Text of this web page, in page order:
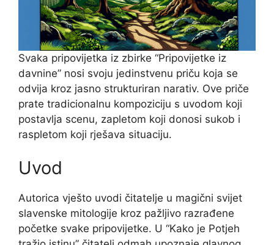
Svaka pripovijetka iz zbirke “Pripovijetke iz
davnine” nosi svoju jedinstvenu priču koja se
odvija kroz jasno strukturiran narativ. Ove priče
prate tradicionalnu kompoziciju s uvodom koji
postavlja scenu, zapletom koji donosi sukob i
raspletom koji rješava situaciju.
Uvod
Autorica vješto uvodi čitatelje u magični svijet
slavenske mitologije kroz pažljivo razrađene
početke svake pripovijetke. U “Kako je Potjeh